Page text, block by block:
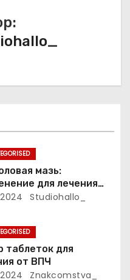
мазь:
для лечения
Studiohallo_
таблеток для
от ВПЧ
Znakcomstva_